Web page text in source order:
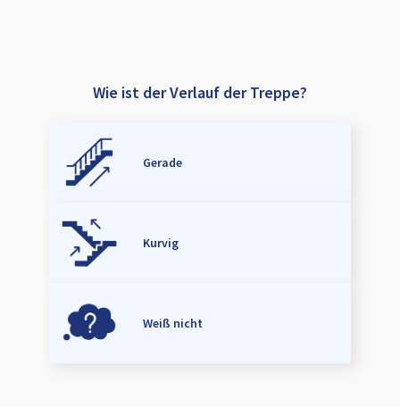
Wie ist der Verlauf der Treppe?
Gerade
Kurvig
Weiß nicht